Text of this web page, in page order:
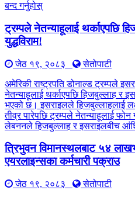
बन्द गर्नुहोस्
ट्रम्पले नेतन्याहूलाई थर्काएपछि
युद्धविराम!
जेठ १९, २०८३
सेतोपाटी
अमेरिकी राष्ट्रपति डोनाल्ड ट्रम्पले
नेतन्याहूलाई थर्काएपछि हिजबुल्लाह र
भएको छ। इसराइलले हिजबुल्लाहलाई
तीव्र पारेपछि ट्रम्पले नेतन्याहूलाई
लेबननले हिजबुल्लाह र इसराइलबीच
त्रिभुवन विमानस्थलबाट ५४
एयरलाइन्सका कर्मचारी पक्राउ
जेठ १९, २०८३
सेतोपाटी